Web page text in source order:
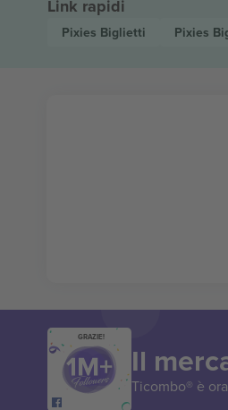
Link rapidi
Pixies Biglietti Pixies
GRAZIE!
Il
Ticombo® è